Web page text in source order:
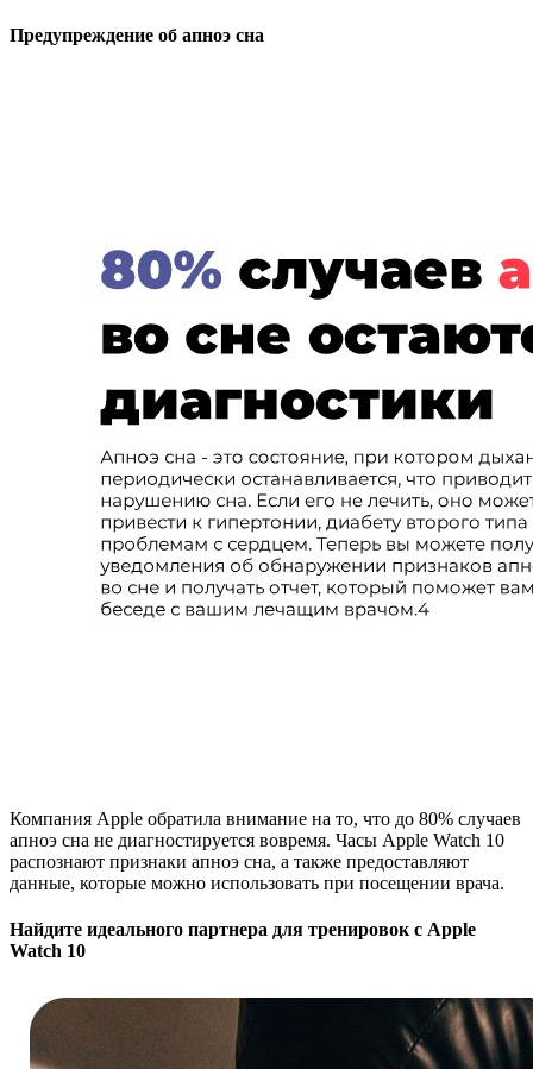
Предупреждение об апноэ сна
Компания Apple обратила внимание на то, что до 80% случаев
апноэ сна не диагностируется вовремя. Часы Apple Watch 10
распознают признаки апноэ сна, а также предоставляют
данные, которые можно использовать при посещении врача.
Найдите идеального партнера для тренировок с Apple
Watch 10